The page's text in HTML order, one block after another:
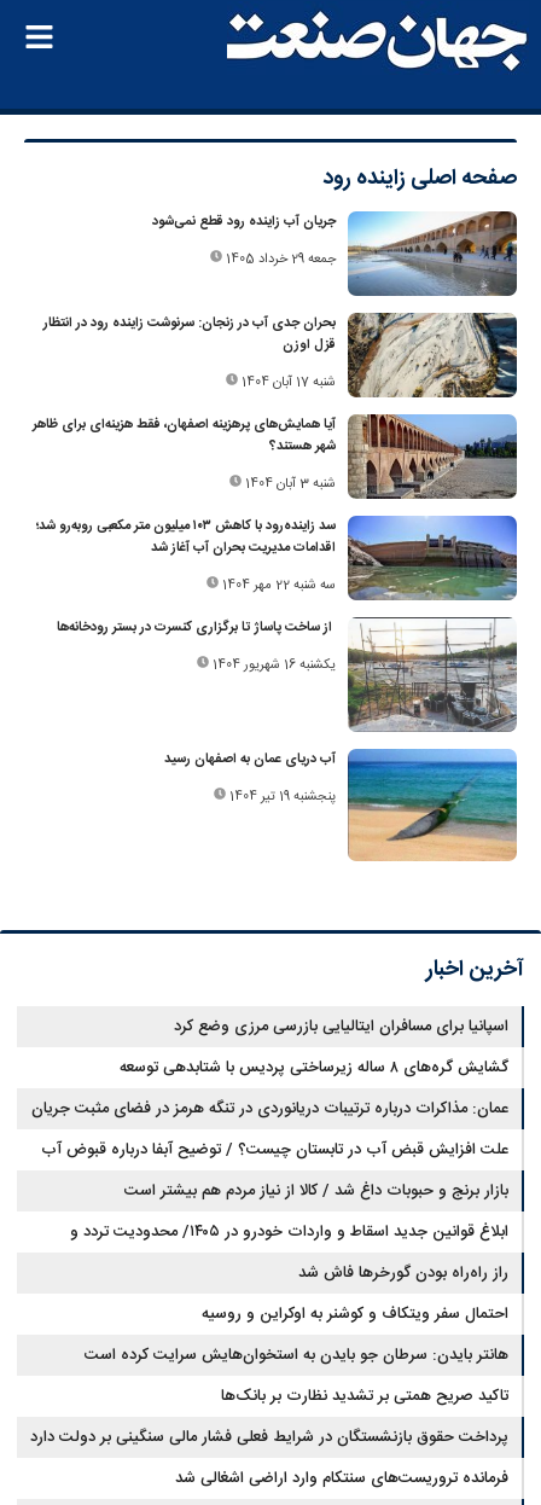
صفحه اصلی زاینده رود
جریان آب زاینده رود قطع نمی‌شود
جمعه 29 خرداد 1405
بحران جدی آب در زنجان: سرنوشت زاینده رود در انتظار
قزل اوزن
شنبه 17 آبان 1404
آیا همایش‌های پرهزینه اصفهان، فقط هزینه‌ای برای ظاهر
شهر هستند؟
شنبه 3 آبان 1404
سد زاینده‌رود با کاهش ۱۰۳ میلیون متر مکعبی روبه‌رو شد؛
اقدامات مدیریت بحران آب آغاز شد
سه شنبه 22 مهر 1404
از ساخت پاساژ تا برگزاری کنسرت در بستر رودخانه‌ها
یکشنبه 16 شهریور 1404
آب دریای عمان به اصفهان رسید
پنجشنبه 19 تیر 1404
آخرین اخبار
اسپانیا برای مسافران ایتالیایی بازرسی مرزی وضع کرد
گشایش گره‌های ۸ ساله زیرساختی پردیس با شتابدهی توسعه
عمان: مذاکرات درباره ترتیبات دریانوردی در تنگه هرمز در فضای مثبت جریان
دارد
علت افزایش قبض آب در تابستان چیست؟ / توضیح آبفا درباره قبوض آب
بازار برنج و حبوبات داغ شد / کالا از نیاز مردم هم بیشتر است
ابلاغ قوانین جدید اسقاط و واردات خودرو در ۱۴۰۵/ محدودیت تردد و
سوخت‌رسانی به فرسوده‌ها
راز راه‌راه بودن گورخرها فاش شد
احتمال سفر ویتکاف و کوشنر به اوکراین و روسیه
هانتر بایدن: سرطان جو بایدن به استخوان‌هایش سرایت کرده است
تاکید صریح همتی بر تشدید نظارت بر بانک‌ها
پرداخت حقوق بازنشستگان در شرایط فعلی فشار مالی سنگینی بر دولت دارد
فرمانده تروریست‌های سنتکام وارد اراضی اشغالی شد